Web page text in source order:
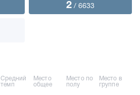
2 / 6633
Средний
темп
Место
общее
Место по
полу
Место в
группе